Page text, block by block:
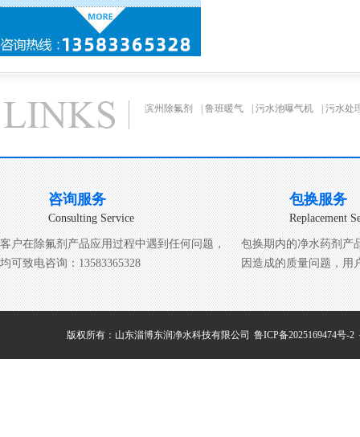
滨州除氟剂 鲁班暖气 污水池曝气机 污水处
咨询服务
Consulting Service
客户在除氟剂产品应用过程中遇到任何问题，
均可致电咨询：13583365328
包换服务
Replacement
包换期内的净水药剂产
因造成的质量问题，用
版权所有：山东淄博东润净水科技有限公司 鲁ICP备2025169474号-2